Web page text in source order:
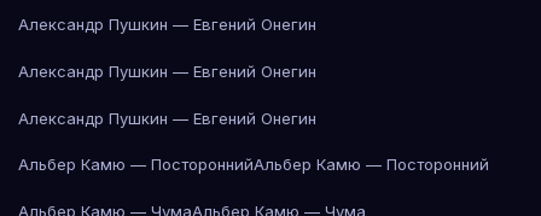
Александр Пушкин — Евгений Онегин
Александр Пушкин — Евгений Онегин
Александр Пушкин — Евгений Онегин
Альбер Камю — ПостороннийАльбер Камю — Посторонний
Альбер Камю — ЧумаАльбер Камю — Чума